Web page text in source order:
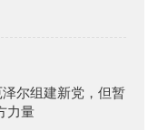
尔组建新党，但暂
力量